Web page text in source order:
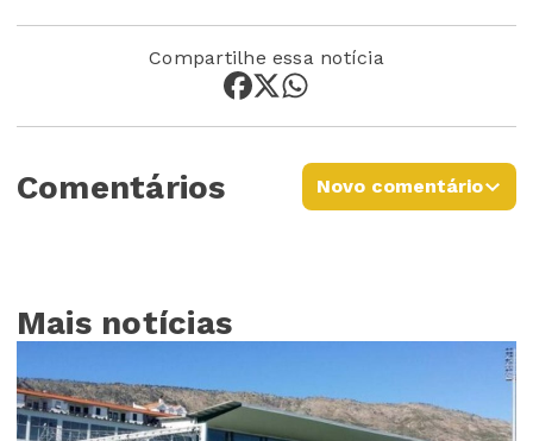
Compartilhe essa notícia
Comentários Novo comentário
Mais notícias